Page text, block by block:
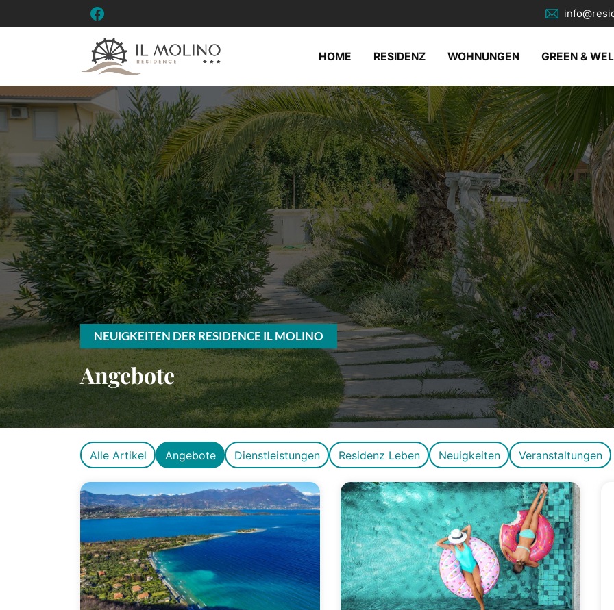
HOME RESIDENZ WOHNUNGEN GREEN &
NEUIGKEITEN DER RESIDENCE IL MOLINO
Angebote
Alle Artikel Angebote Dienstleistungen Residenz Leben Neuigkeiten Veranstaltungen